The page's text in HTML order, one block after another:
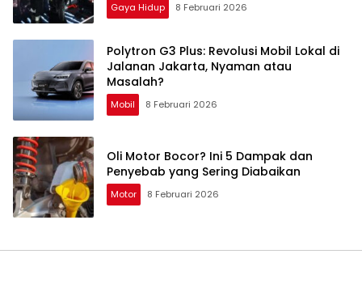
Gaya Hidup 8 Februari 2026
Polytron G3 Plus: Revolusi Mobil Lokal di
Jalanan Jakarta, Nyaman atau
Masalah?
Mobil 8 Februari 2026
Oli Motor Bocor? Ini 5 Dampak dan
Penyebab yang Sering Diabaikan
Motor 8 Februari 2026